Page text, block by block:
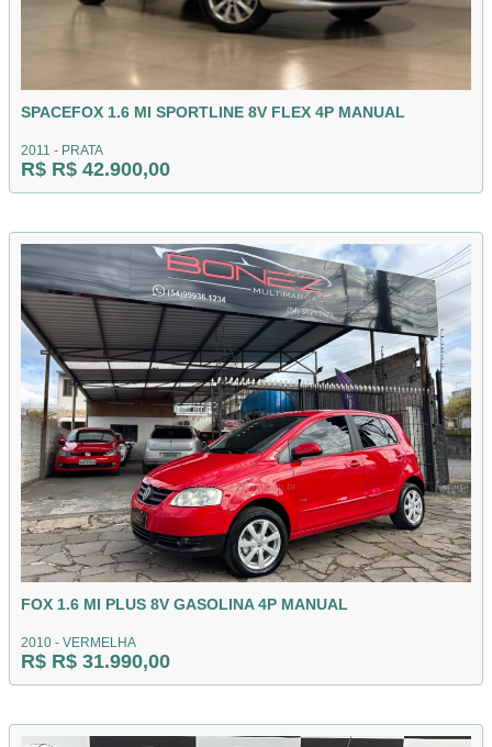
SPACEFOX 1.6 MI SPORTLINE 8V FLEX 4P MANUAL
2011 - PRATA
R$ R$ 42.900,00
FOX 1.6 MI PLUS 8V GASOLINA 4P MANUAL
2010 - VERMELHA
R$ R$ 31.990,00